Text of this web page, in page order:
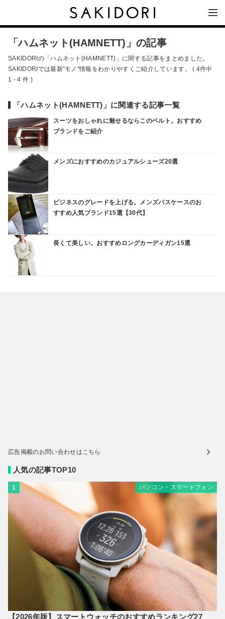
「ハムネット(HAMNETT)」の記事
SAKIDORIの「ハムネット(HAMNETT)」に関する記事をまとめました。
SAKIDORIでは最新"モノ"情報をわかりやすくご紹介しています。 ( 4件中
1 - 4 件 )
「ハムネット(HAMNETT)」に関連する記事一覧
スーツをおしゃれに魅せるならこのベルト。おすすめ
ブランドをご紹介
メンズにおすすめのカジュアルシューズ20選
ビジネスのグレードを上げる。メンズパスケースのお
すすめ人気ブランド15選【30代】
長くて美しい。おすすめロングカーディガン15選
広告掲載のお問い合わせはこちら
人気の記事TOP10
1 パソコン・スマートフォン
【2026年版】スマートウォッチのおすすめランキング27